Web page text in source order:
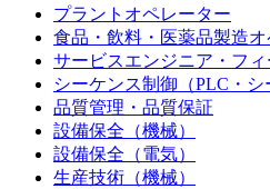
プラントオペレーター
食品・飲料・医薬品製造
サービスエンジニア・フ
シーケンス制御（PLC・シ
品質管理・品質保証
設備保全（機械）
設備保全（電気）
生産技術（機械）